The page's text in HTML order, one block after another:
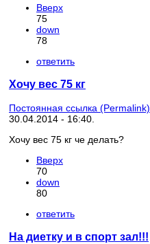
Вверх
75
down
78
ответить
Хочу вес 75 кг
Постоянная ссылка (Permalink)
30.04.2014 - 16:40.
Хочу вес 75 кг че делать?
Вверх
70
down
80
ответить
На диетку и в спорт зал!!!